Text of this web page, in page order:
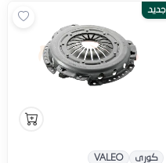
جديد
كورى VALEO